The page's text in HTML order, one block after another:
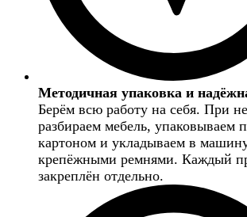
Методичная упаковка и
Берём всю работу на себя. При
разбираем мебель, упаковываем
картоном и укладываем в
крепёжными ремнями. Каждый
закреплён отдельно.